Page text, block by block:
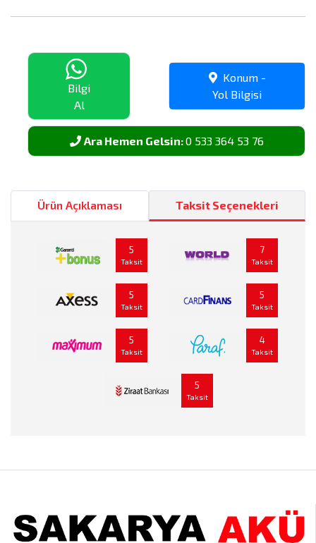
Jel Akü Fiyatları
Motor aküleri
Bilgi
Al
Konum -
Yol Bilgisi
Ara Hemen Gelsin:0 533 364 53 76
Ürün Açıklaması Taksit Seçenekleri
5
Taksit
7
Taksit
5
Taksit
5
Taksit
5
Taksit
4
Taksit
5
Taksit